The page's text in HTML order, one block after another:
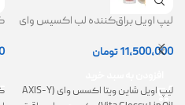
لیپ اویل براق‌کننده لب اکسیس وای
11,500,000تومان
لیپ اویل شاین ویتا اکسس وای (AXIS-Y